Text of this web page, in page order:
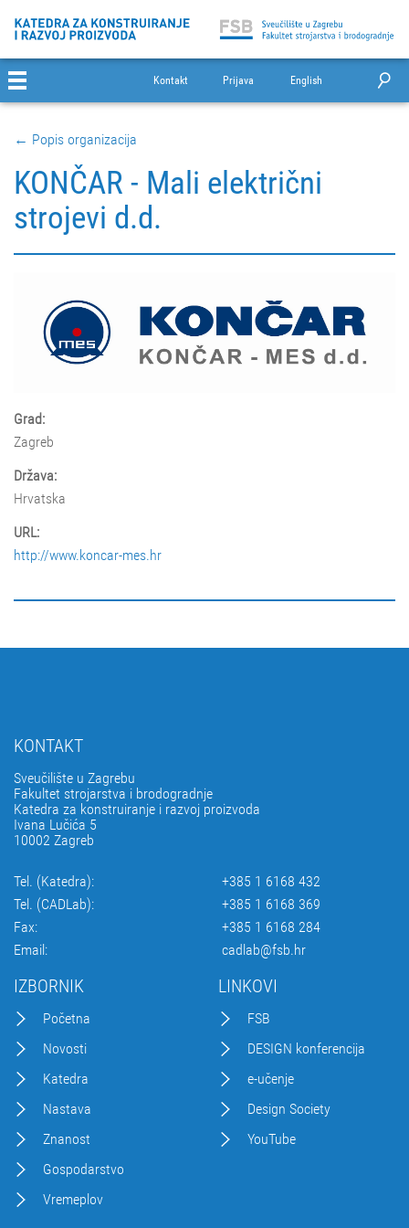
Kontakt Prijava English
← Popis organizacija
KONČAR - Mali električni
strojevi d.d.
Grad:
Zagreb
Država:
Hrvatska
URL:
http://www.koncar-mes.hr
KONTAKT
Sveučilište u Zagrebu
Fakultet strojarstva i brodogradnje
Katedra za konstruiranje i razvoj proizvoda
Ivana Lučića 5
10002 Zagreb
Tel. (Katedra):
+385 1 6168 432
Tel. (CADLab):
+385 1 6168 369
Fax:
+385 1 6168 284
Email:
cadlab@fsb.hr
IZBORNIK
Početna
Novosti
Katedra
Nastava
Znanost
Gospodarstvo
Vremeplov
LINKOVI
FSB
DESIGN konferencija
e-učenje
Design Society
YouTube